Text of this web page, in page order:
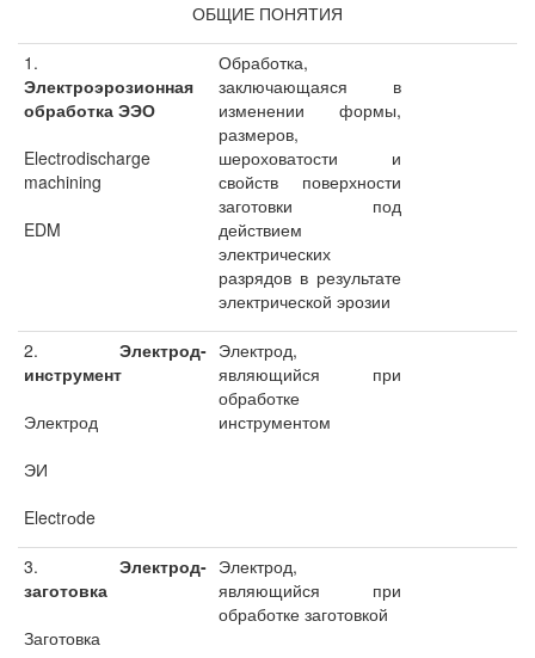
ОБЩИЕ ПОНЯТИЯ
1.
Электроэрозионная
обработка ЭЭО
Electrodischarge
machining
EDM
Обработка,
заключающаяся в
изменении формы,
размеров,
шероховатости и
свойств поверхности
заготовки под
действием
электрических
разрядов в результате
электрической эрозии
2. Электрод-
инструмент
Электрод
ЭИ
Electrоde
Электрод,
являющийся при
обработке
инструментом
3. Электрод-
заготовка
Заготовка
Электрод,
являющийся при
обработке заготовкой